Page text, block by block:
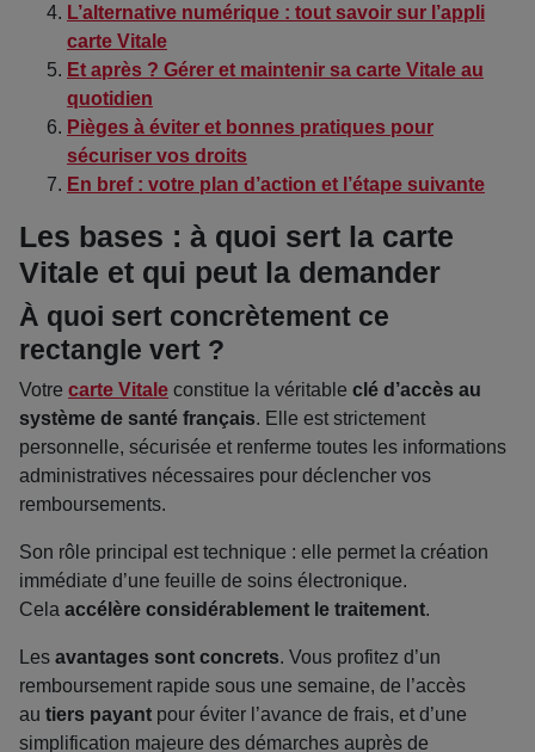
L’alternative numérique : tout savoir sur l’appli
carte Vitale
Et après ? Gérer et maintenir sa carte Vitale au
quotidien
Pièges à éviter et bonnes pratiques pour
sécuriser vos droits
En bref : votre plan d’action et l’étape suivante
Les bases : à quoi sert la carte
Vitale et qui peut la demander
À quoi sert concrètement ce
rectangle vert ?
Votre carte Vitale constitue la véritable clé d’accès au
système de santé français. Elle est strictement
personnelle, sécurisée et renferme toutes les informations
administratives nécessaires pour déclencher vos
remboursements.
Son rôle principal est technique : elle permet la création
immédiate d’une feuille de soins électronique.
Cela accélère considérablement le traitement.
Les avantages sont concrets. Vous profitez d’un
remboursement rapide sous une semaine, de l’accès
au tiers payant pour éviter l’avance de frais, et d’une
simplification majeure des démarches auprès de